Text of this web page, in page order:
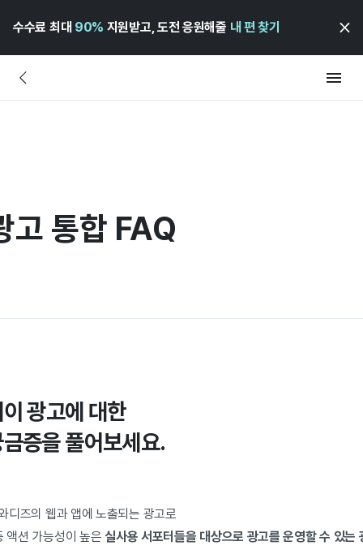
수수료 최대 90% 지원받고, 도전 응원해줄 내 편 찾기
고 통합 FAQ
광고에 대한
증을 풀어보세요.
디즈의 웹과 앱에 노출되는 광고로
액션 가능성이 높은실사용 서포터들을 대상으로 광고를 운영할 수 있는